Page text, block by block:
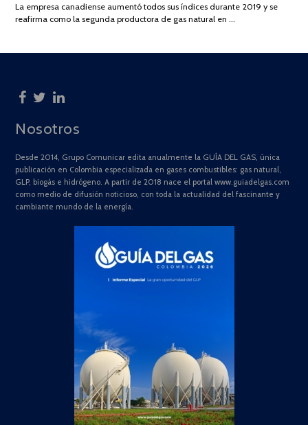
2025
La empresa canadiense aumentó todos sus índices durante 2019 y se
reafirma como la segunda productora de gas natural en …
Nosotros
Desde 2014, Grupo Comunicar edita anualmente la GUÍA DEL GAS, única
publicación en Colombia especializada en gases combustibles: gas natural,
GLP, biogás e hidrógeno. A partir de 2018 nace el portal www.guiadelgas.com
como medio de difusión noticioso, con toda la actualidad del fascinante y
cambiante mundo de la energía.